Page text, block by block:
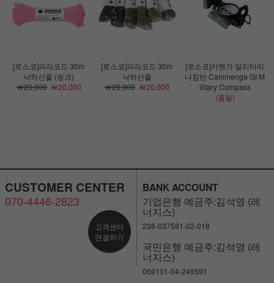
[로스코]파라코드 30m
낙하산줄 (핑크)
￦20,000￦20,000
[로스코]파라코드 30m
낙하산줄
￦20,000￦20,000
[로스코]카멘가 밀리터리
나침반 Cammenga GI M
ilitary Compass
(품절)
CUSTOMER CENTER
070-4446-2823
고객센터
연결하기
BANK ACCOUNT
기업은행 예금주:김석영 (레
너지스)
238-037581-02-018
국민은행 예금주:김석영 (레
너지스)
069101-04-249591